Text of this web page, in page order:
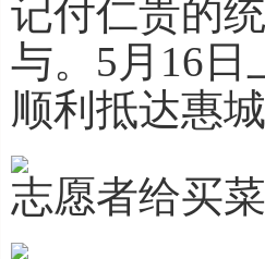
记付仁贵的
与。5月16日
顺利抵达惠
志愿者给买